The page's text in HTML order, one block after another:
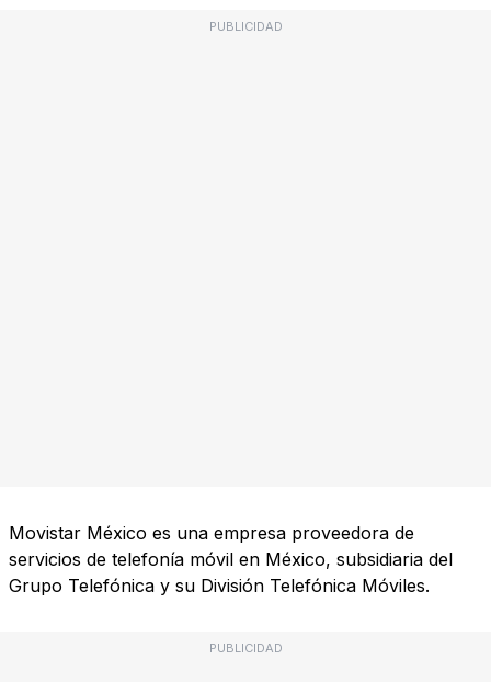
PUBLICIDAD
Movistar México es una empresa proveedora de
servicios de telefonía móvil en México, subsidiaria del
Grupo Telefónica y su División Telefónica Móviles.
PUBLICIDAD